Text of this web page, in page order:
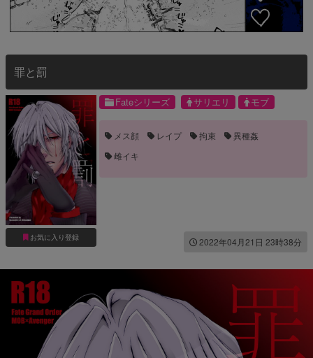
罪と罰
お気に入り登録
Fateシリーズ サリエリ モブ
メス顔 レイプ 拘束
異種姦
雌イキ
2022年04月21日 23時38分